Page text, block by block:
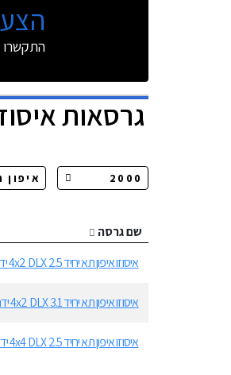
התקשרו
גרסאות
שם גרסה
איסוזו איפון תא יחיד 2.5 4x2 DLX ידני
איסוזו איפון תא יחיד 3.1 4x2 DLX ידני
איסוזו איפון תא יחיד 2.5 4x4 DLX ידני